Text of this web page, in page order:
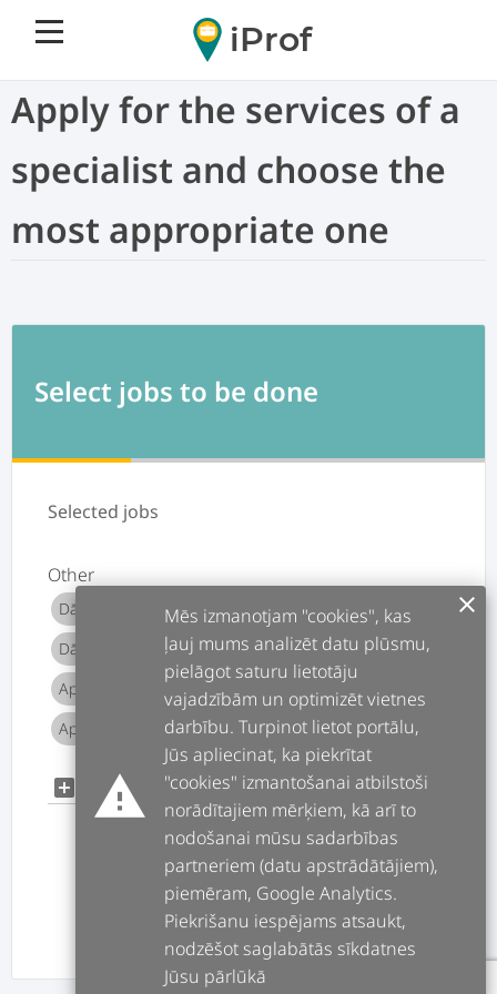
iProf
Apply for the services of a
specialist and choose the
most appropriate one
Select jobs to be done
Selected jobs
Other
Dārza dizains add Teritorijas labiekārtošana add
Dārza labiekārtošana add Dārza plānošana add
Apstādījumu ierīkošana add
Apstādījumu kopšana add
add_box add
PREV NEXT
warning
Mēs izmanotjam "cookies", kas
ļauj mums analizēt datu plūsmu,
pielāgot saturu lietotāju
vajadzībām un optimizēt vietnes
darbību. Turpinot lietot portālu,
Jūs apliecinat, ka piekrītat
"cookies" izmantošanai atbilstoši
norādītajiem mērķiem, kā arī to
nodošanai mūsu sadarbības
partneriem (datu apstrādātājiem),
piemēram, Google Analytics.
Piekrišanu iespējams atsaukt,
nodzēšot saglabātās sīkdatnes
Jūsu pārlūkā
clear